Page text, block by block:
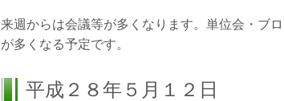
来週からは会議等が多くなります。単位会・ブ
が多くなる予定です。
平成２８年５月１２日